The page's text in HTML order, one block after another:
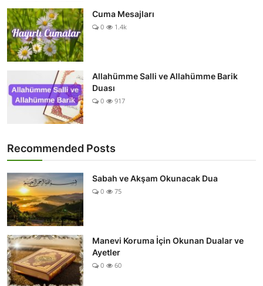
Cuma Mesajları
0 1.4k
Allahümme Salli ve Allahümme Barik
Duası
0 917
Recommended Posts
Sabah ve Akşam Okunacak Dua
0 75
Manevi Koruma İçin Okunan Dualar ve
Ayetler
0 60